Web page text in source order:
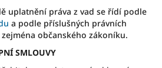
uplatnění práva z vad se řídí podle
a podle příslušných právních
občanského zákoníku.
SMLOUVY